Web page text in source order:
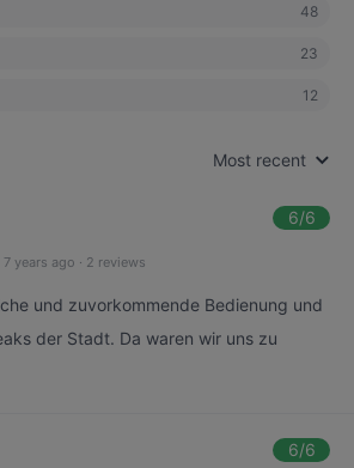
48
23
12
Most recent
6/6
7 years ago · 2 reviews
und zuvorkommende Bedienung und
der Stadt. Da waren wir uns zu
6/6